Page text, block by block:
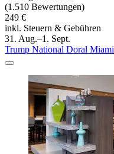
(1.510 Bewertungen)
249 €
inkl. Steuern & Gebühren
31. Aug.–1. Sept.
Trump National Doral Miami